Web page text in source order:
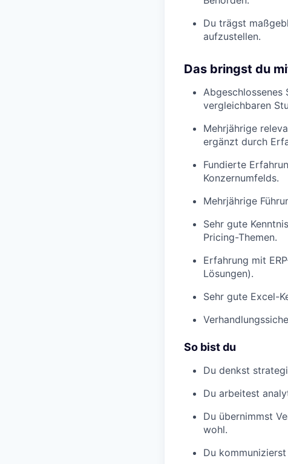
Du trägst
aufzustellen.
Das bringst du
Abgeschlossenes
vergleichbaren
Mehrjährige
ergänzt durch
Fundierte
Konzernumfelds.
Mehrjährige
Sehr gute
Pricing-Themen.
Erfahrung mit
Lösungen).
Sehr gute Excel-
So bist du
Du denkst
Du arbeitest
Du übernimmst
wohl.
Du